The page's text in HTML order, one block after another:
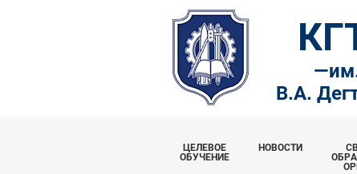
—
В.А.
ЦЕЛЕВОЕ
ОБУЧЕНИЕ
НОВОСТИ